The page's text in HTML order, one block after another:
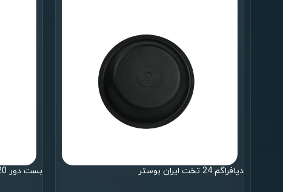
دیافراگم 24 تخت ایران بوستر بست دور 20 (S11-05F)ایران بوستر